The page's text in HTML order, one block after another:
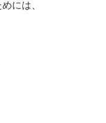
には、